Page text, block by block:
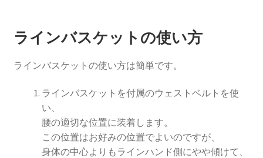
ラインバスケットの使い方
ラインバスケットの使い方は簡単です。
ラインバスケットを付属のウェストベルトを使
い、
腰の適切な位置に装着します。
この位置はお好みの位置でよいのですが、
身体の中心よりもラインハンド側にやや傾けて、